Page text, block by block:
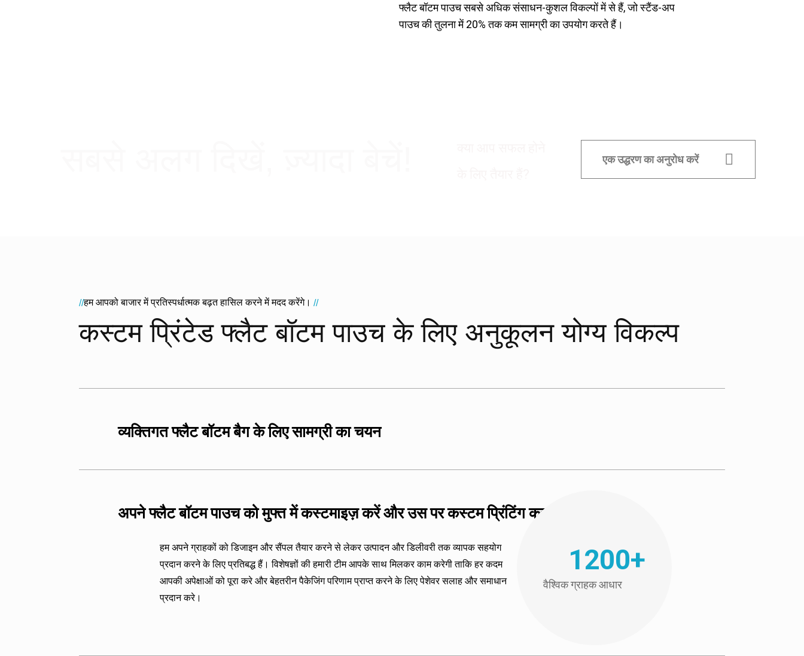
फ्लैट बॉटम पाउच सबसे अधिक संसाधन-कुशल विकल्पों में से हैं, जो स्टैंड-अप
पाउच की तुलना में 20% तक कम सामग्री का उपयोग करते हैं।
एक उद्धरण का अनुरोध करें
//हम आपको बाजार में प्रतिस्पर्धात्मक बढ़त हासिल करने में मदद करेंगे। //
कस्टम प्रिंटेड फ्लैट बॉटम पाउच के लिए अनुकूलन योग्य विकल्प
व्यक्तिगत फ्लैट बॉटम बैग के लिए सामग्री का चयन
बीओपीपी:स्पष्ट, टिकाऊ और उच्च गुणवत्ता वाली प्रिंटिंग के लिए बेहतरीन।
अपने फ्लैट बॉटम पाउच को मुफ्त में कस्टमाइज़ करें और उस पर कस्टम प्रिंटिंग करवाएं।
हम अपने ग्राहकों को डिजाइन और सैंपल तैयार करने से लेकर उत्पादन और डिलीवरी तक व्यापक सहयोग
प्रदान करने के लिए प्रतिबद्ध हैं। विशेषज्ञों की हमारी टीम आपके साथ मिलकर काम करेगी ताकि हर कदम
आपकी अपेक्षाओं को पूरा करे और बेहतरीन पैकेजिंग परिणाम प्राप्त करने के लिए पेशेवर सलाह और समाधान
प्रदान करे।
1200+
वैश्विक ग्राहक आधार